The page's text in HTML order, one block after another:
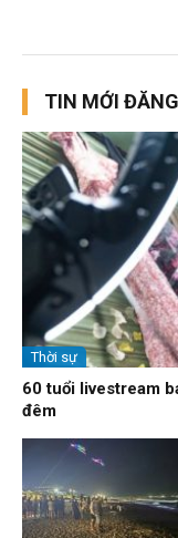
TIN MỚI ĐĂNG
Thời sự
60 tuổi livestream
đêm